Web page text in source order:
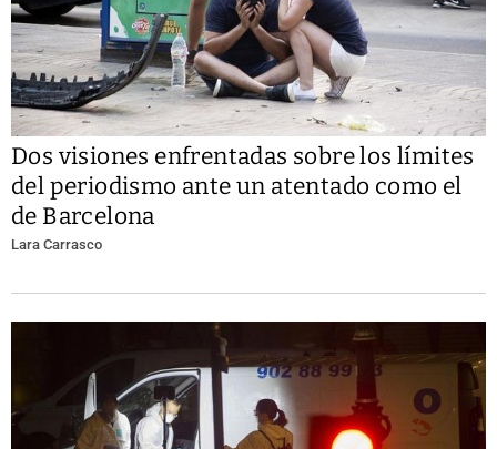
Dos visiones enfrentadas sobre los límites
del periodismo ante un atentado como el
de Barcelona
Lara Carrasco